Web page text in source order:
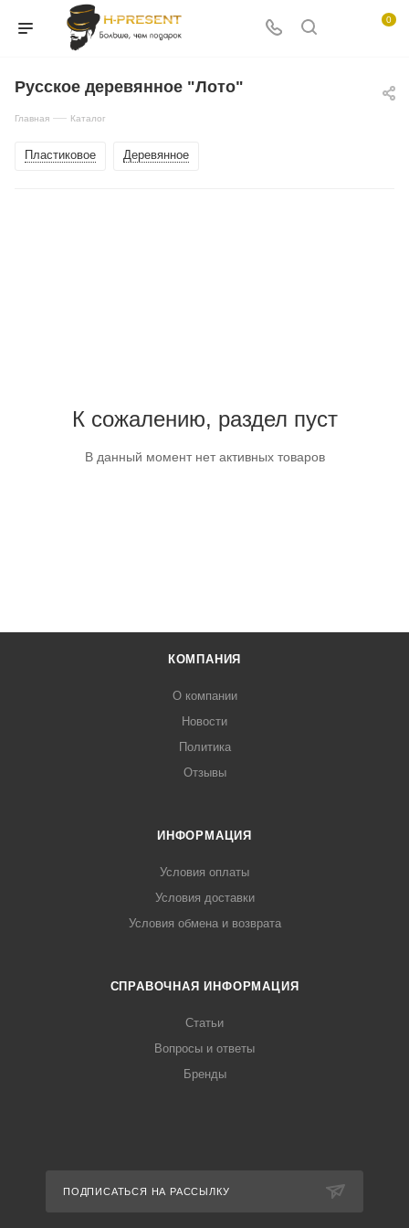
0
Русское деревянное "Лото"
Главная — Каталог
Пластиковое Деревянное
К сожалению, раздел пуст
В данный момент нет активных товаров
КОМПАНИЯ
О компании
Новости
Политика
Отзывы
ИНФОРМАЦИЯ
Условия оплаты
Условия доставки
Условия обмена и возврата
СПРАВОЧНАЯ ИНФОРМАЦИЯ
Статьи
Вопросы и ответы
Бренды
ПОДПИСАТЬСЯ НА РАССЫЛКУ